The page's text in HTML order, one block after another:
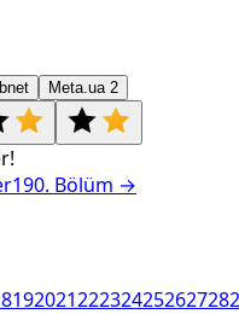
Meta.ua 2
190. Bölüm →
19202122232425262728